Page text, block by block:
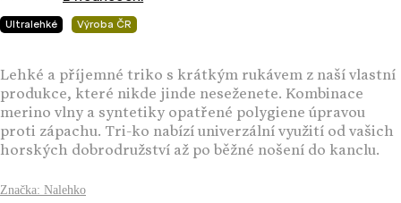
Ultralehké Výroba ČR
Lehké a příjemné triko s krátkým rukávem z naší vlastní
produkce, které nikde jinde neseženete. Kombinace
merino vlny a syntetiky opatřené polygiene úpravou
proti zápachu. Tri-ko nabízí univerzální využití od vašich
horských dobrodružství až po běžné nošení do kanclu.
Značka: Nalehko